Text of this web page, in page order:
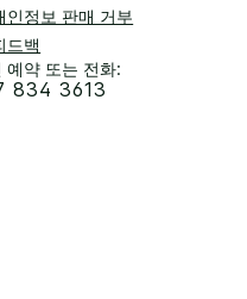
인정보 판매 거부
드백
예약 또는 전화:
834 3613